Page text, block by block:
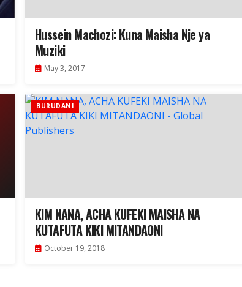
Hussein Machozi: Kuna Maisha Nje ya
Muziki
May 3, 2017
BURUDANI
KIM NANA, ACHA KUFEKI MAISHA NA
KUTAFUTA KIKI MITANDAONI
October 19, 2018